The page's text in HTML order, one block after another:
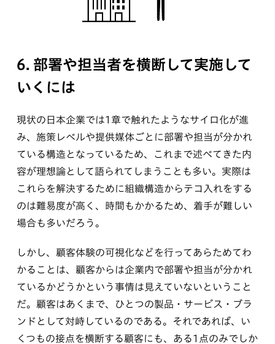
6. 部署や担当者を横断して実施して
いくには
現状の日本企業では1章で触れたようなサイロ化が進
み、施策レベルや提供媒体ごとに部署や担当が分かれ
ている構造となっているため、これまで述べてきた内
容が理想論として語られてしまうことも多い。実際は
これらを解決するために組織構造からテコ入れをする
のは難易度が高く、時間もかかるため、着手が難しい
場合も多いだろう。
しかし、顧客体験の可視化などを行ってあらためてわ
かることは、顧客からは企業内で部署や担当が分かれ
ているかどうかという事情は見えていないということ
だ。顧客はあくまで、ひとつの製品・サービス・ブラ
ンドとして対峙しているのである。それであれば、い
くつもの接点を横断する顧客にも、ある1点のみでしか